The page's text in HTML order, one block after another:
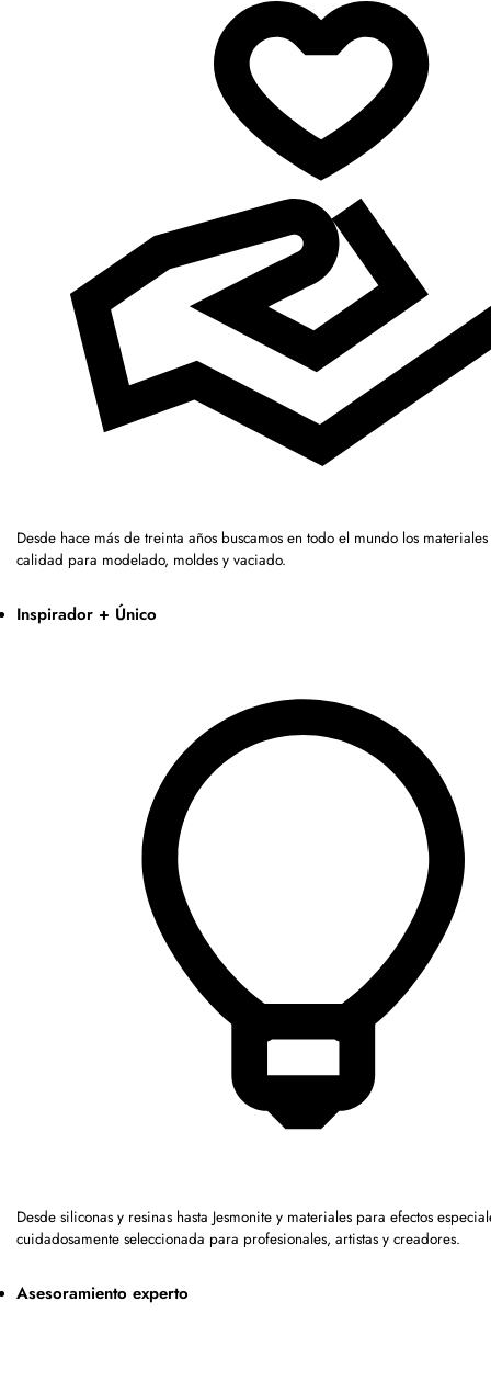
Desde hace más de treinta años buscamos en todo el mundo los
calidad para modelado, moldes y vaciado.
Inspirador + Único
Desde siliconas y resinas hasta Jesmonite y materiales para efectos
cuidadosamente seleccionada para profesionales, artistas y creadores.
Asesoramiento experto